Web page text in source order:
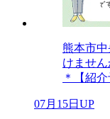
熊本市
けませ
＊【紹介
07月15日UP